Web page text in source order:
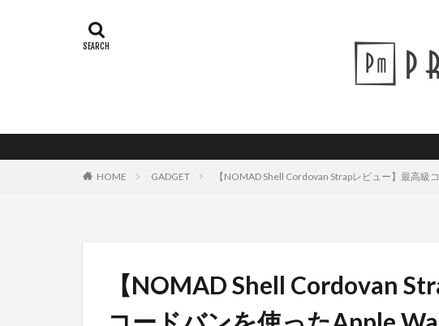
HOME GADGET 【NOMAD Shell Cordovan Strapレビュー】最高級
【NOMAD Shell Cordovan